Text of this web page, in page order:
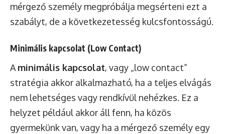
mérgező személy megpróbálja megsérteni ezt a
szabályt, de a következetesség kulcsfontosságú.
Minimális kapcsolat (Low Contact)
Aminimális kapcsolat, vagy „low contact”
stratégia akkor alkalmazható, ha a teljes elvágás
nem lehetséges vagy rendkívül nehézkes. Ez a
helyzet például akkor áll fenn, ha közös
gyermekünk van, vagy ha a mérgező személy egy